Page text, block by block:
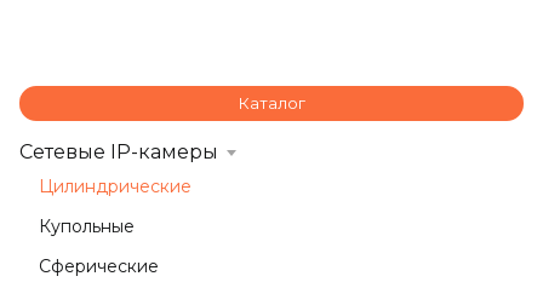
Каталог
Сетевые IP-камеры
Цилиндрические
Купольные
Сферические